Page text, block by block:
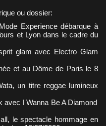
ou dossier:
Experience débarque à
et Lyon dans le cadre du
glam avec Electro Glam
et au Dôme de Paris le 8
un titre reggae lumineux
avec I Wanna Be A Diamond
le spectacle hommage en